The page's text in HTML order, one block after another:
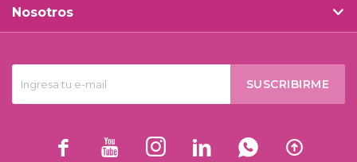
SUSCRIBIRME
     
Nosotros